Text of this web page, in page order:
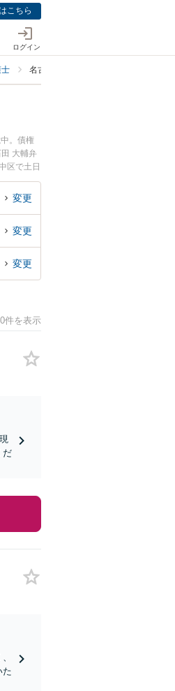
こちら
ログイン
名古屋市中区で内容証明作成送付に強
。債権
大輔弁
区で土日
初回相談
変更
変更
変更
件を表示
だ
た